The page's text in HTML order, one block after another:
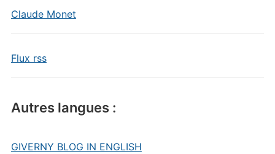
Claude Monet
Flux rss
Autres langues :
GIVERNY BLOG IN ENGLISH